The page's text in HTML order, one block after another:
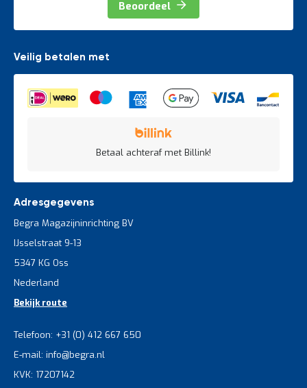
Beoordeel
Veilig betalen met
Betaal achteraf met Billink!
Adresgegevens
Begra Magazijninrichting BV
IJsselstraat 9-13
5347 KG Oss
Nederland
Bekijk route
Telefoon: +31 (0) 412 667 650
E-mail: info@begra.nl
KVK: 17207142